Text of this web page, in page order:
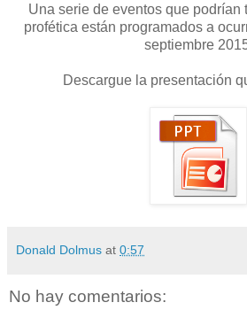
Una serie de eventos que podrían
profética están programados a
septiembre
Descargue la presentación
Donald Dolmus at 0:57
No hay comentarios: